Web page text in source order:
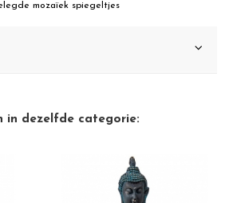
mozaïek spiegeltjes
in dezelfde categorie: